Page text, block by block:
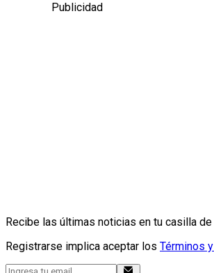
Publicidad
Recibe las últimas noticias en tu casilla de
Registrarse implica aceptar los Términos